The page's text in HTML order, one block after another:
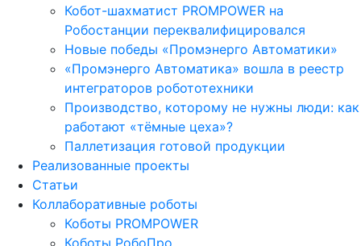
Кобот-шахматист PROMPOWER на
Робостанции переквалифицировался
Новые победы «Промэнерго Автоматики»
«Промэнерго Автоматика» вошла в реестр
интеграторов робототехники
Производство, которому не нужны люди: как
работают «тёмные цеха»?
Паллетизация готовой продукции
Реализованные проекты
Статьи
Коллаборативные роботы
Коботы PROMPOWER
Коботы РобоПро